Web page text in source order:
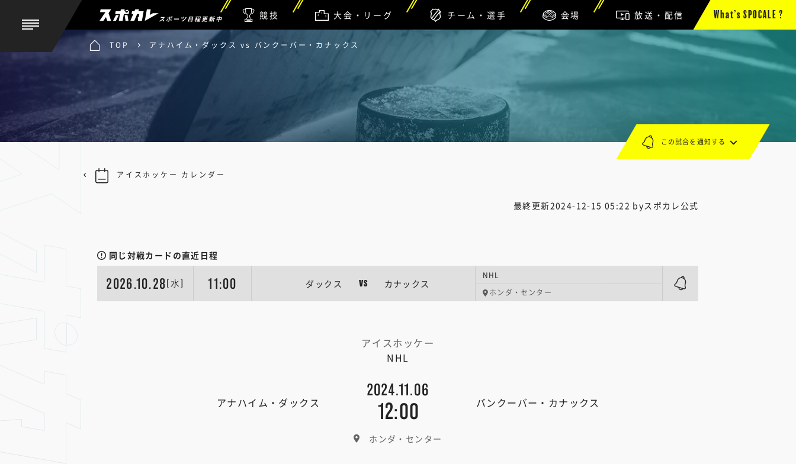
スポーツ日程更新中 競技 大会・リーグ チーム・選手 会場 放送・配信 What’s SPOCALE ?
TOP アナハイム・ダックス vs バンクーバー・カナックス
最終更新2024-12-15 05:22 byスポカレ公式
同じ対戦カードの直近日程
2026.10.28 [水] 11:00 ダックス VS カナックス
NHL
ホンダ・センター
アイスホッケー
NHL
アナハイム・ダックス
2024.11.06
12:00 バンクーバー・カナックス
ホンダ・センター
この試合を通知する
アイスホッケー カレンダー